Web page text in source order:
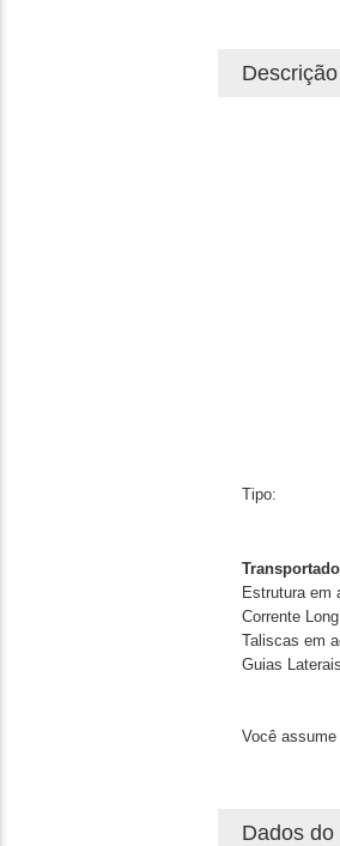
Descrição
Tipo:
Estrutura em
Corrente
Taliscas em
Guias
Você
Dados